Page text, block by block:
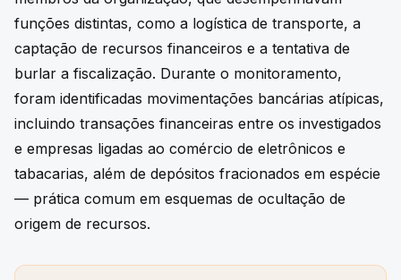
funções distintas, como a logística de transporte, a
captação de recursos financeiros e a tentativa de
burlar a fiscalização. Durante o monitoramento,
foram identificadas movimentações bancárias atípicas,
incluindo transações financeiras entre os investigados
e empresas ligadas ao comércio de eletrônicos e
tabacarias, além de depósitos fracionados em espécie
— prática comum em esquemas de ocultação de
origem de recursos.